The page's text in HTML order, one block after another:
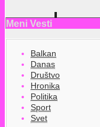
Meni Vesti
Balkan
Danas
Društvo
Hronika
Politika
Sport
Svet